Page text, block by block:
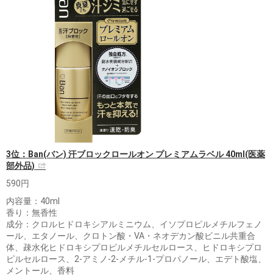
3位：Ban(バン) 汗ブロックロールオン プレミアムラベル 40ml(医薬
部外品)
590円
内容量：40ml
香り：無香性
成分：クロルヒドロキシアルミニウム、イソプロピルメチルフェノ
ール、エタノール、クロトン酸・VA・ネオデカン酸ビニル共重合
体、疎水化ヒドロキシプロピルメチルセルロース、ヒドロキシプロ
ピルセルロース、2-アミノ-2-メチル-1-プロパノール、エデト酸塩、
メントール、香料